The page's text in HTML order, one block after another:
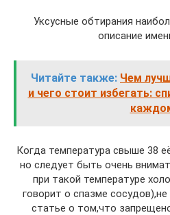
Уксусные обтирания
описание
Читайте также: Чем
и чего стоит избегать:
Когда температура свыше 38
но следует быть очень
при такой температуре
говорит о спазме
статье о том,что